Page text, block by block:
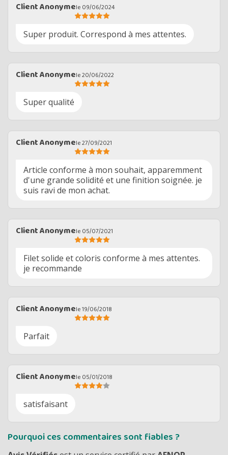
Client Anonymele 09/06/2024
Super produit. Correspond à mes attentes.
Client Anonymele 20/06/2022
Super qualité
Client Anonymele 27/09/2021
Article conforme à mon souhait, apparemment
d'une grande solidité et une finition soignée. je
suis ravi de mon achat.
Client Anonymele 05/07/2021
Filet solide et coloris conforme à mes attentes.
je recommande
Client Anonymele 19/06/2018
Parfait
Client Anonymele 05/01/2018
satisfaisant
Pourquoi ces commentaires sont fiables ?